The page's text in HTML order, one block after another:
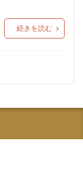
続きを読む